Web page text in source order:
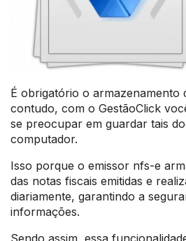
É obrigatório o armazenamento
contudo, com o GestãoClick
se preocupar em guardar tais
computador.
Isso porque o emissor nfs-e
das notas fiscais emitidas e
diariamente, garantindo a
informações.
Sendo assim, essa